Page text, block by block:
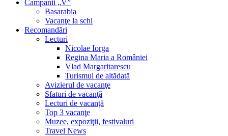
Campanii „V”
Basarabia
Vacanţe la schi
Recomandări
Lecturi
Nicolae Iorga
Regina Maria a României
Vlad Margaritarescu
Turismul de altădată
Avizierul de vacanţe
Sfaturi de vacanţă
Lecturi de vacanţă
Top 3 vacanţe
Muzee, expoziţii, festivaluri
Travel News